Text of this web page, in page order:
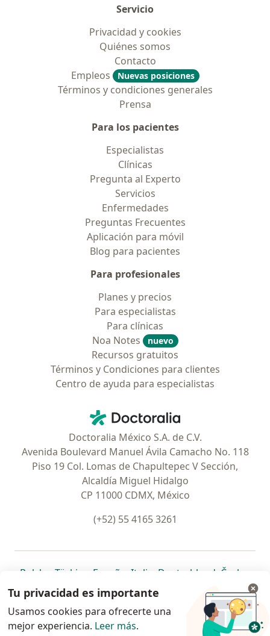
Servicio
Privacidad y cookies
Quiénes somos
Contacto
Empleos
Nuevas posiciones
Términos y condiciones generales
Prensa
Para los pacientes
Especialistas
Clínicas
Pregunta al Experto
Servicios
Enfermedades
Preguntas Frecuentes
Aplicación para móvil
Blog para pacientes
Para profesionales
Planes y precios
Para especialistas
Para clínicas
Noa Notes
nuevo
Recursos gratuitos
Términos y Condiciones para clientes
Centro de ayuda para especialistas
Doctoralia - Página de inicio
Doctoralia México S.A. de C.V.
Avenida Boulevard Manuel Ávila Camacho No. 118
Piso 19 Col. Lomas de Chapultepec V Sección,
Alcaldía Miguel Hidalgo
CP 11000 CDMX, México
(+52) 55 4165 3261
Polska se abre en una nueva pestaña
Türkiye se abre en una nueva pestaña
España se abre en una nueva pestaña
Italia se abre en una nueva
Deutschlandse abre en
Česko
Portugal
se abre en una nueva pestaña
México se abre en una nueva pestaña
Chile se abre en una nueva pestaña
Brasil se abre en una nueva
se abre en
se
se abre en una nueva
www.doctoralia.com.mx © 2026 - Encuentra tu
Tu privacidad es importante
Usamos cookies para ofrecerte una
mejor experiencia. Leer más.